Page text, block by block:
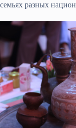
семьях разных